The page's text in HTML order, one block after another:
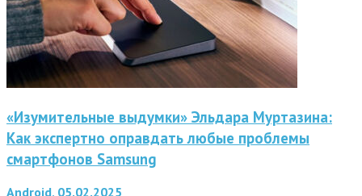
«Изумительные выдумки» Эльдара Муртазина:
Как экспертно оправдать любые проблемы
смартфонов Samsung
Android, 05.02.2025